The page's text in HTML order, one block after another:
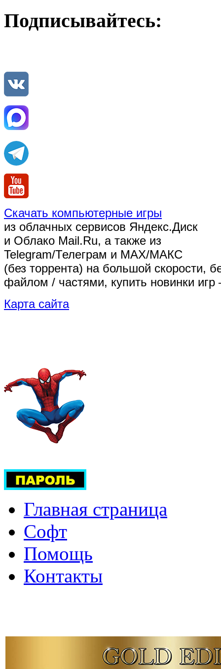
Подписывайтесь:
Скачать компьютерные игры
из облачных сервисов Яндекс.Диск
и Облако Mail.Ru, а также из
Telegram/Телеграм и MAX/МАКС
(без торрента) на большой скорости,
файлом / частями, купить новинки
Карта сайта
Главная страница
Софт
Помощь
Контакты